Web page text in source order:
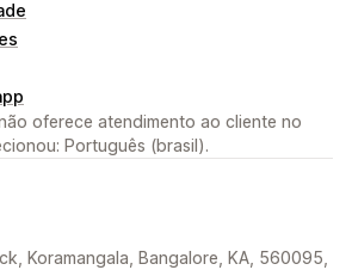
oferece atendimento ao cliente no
Português (brasil).
Koramangala, Bangalore, KA, 560095,